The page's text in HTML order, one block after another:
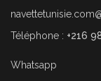
Téléphone : +216
Whatsapp